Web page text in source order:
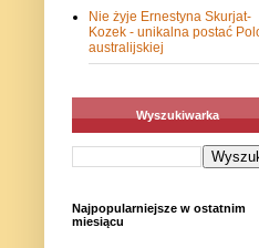
Nie żyje Ernestyna Skurjat-
Kozek - unikalna postać
australijskiej
Wyszukiwarka
Najpopularniejsze w ostatnim
miesiącu